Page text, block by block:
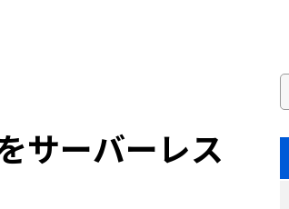
サーバーレス